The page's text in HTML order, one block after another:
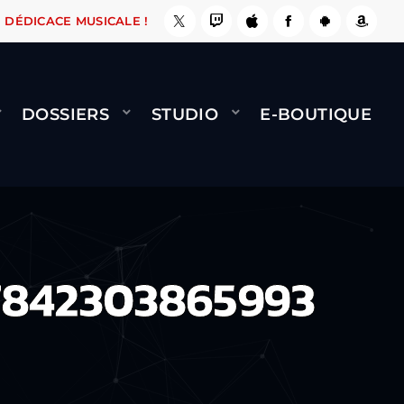
FAIT ! NAMI BERNARD MINET - FLY
DÉDICACE MUSICALE !
DOSSIERS STUDIO E-BOUTIQUE